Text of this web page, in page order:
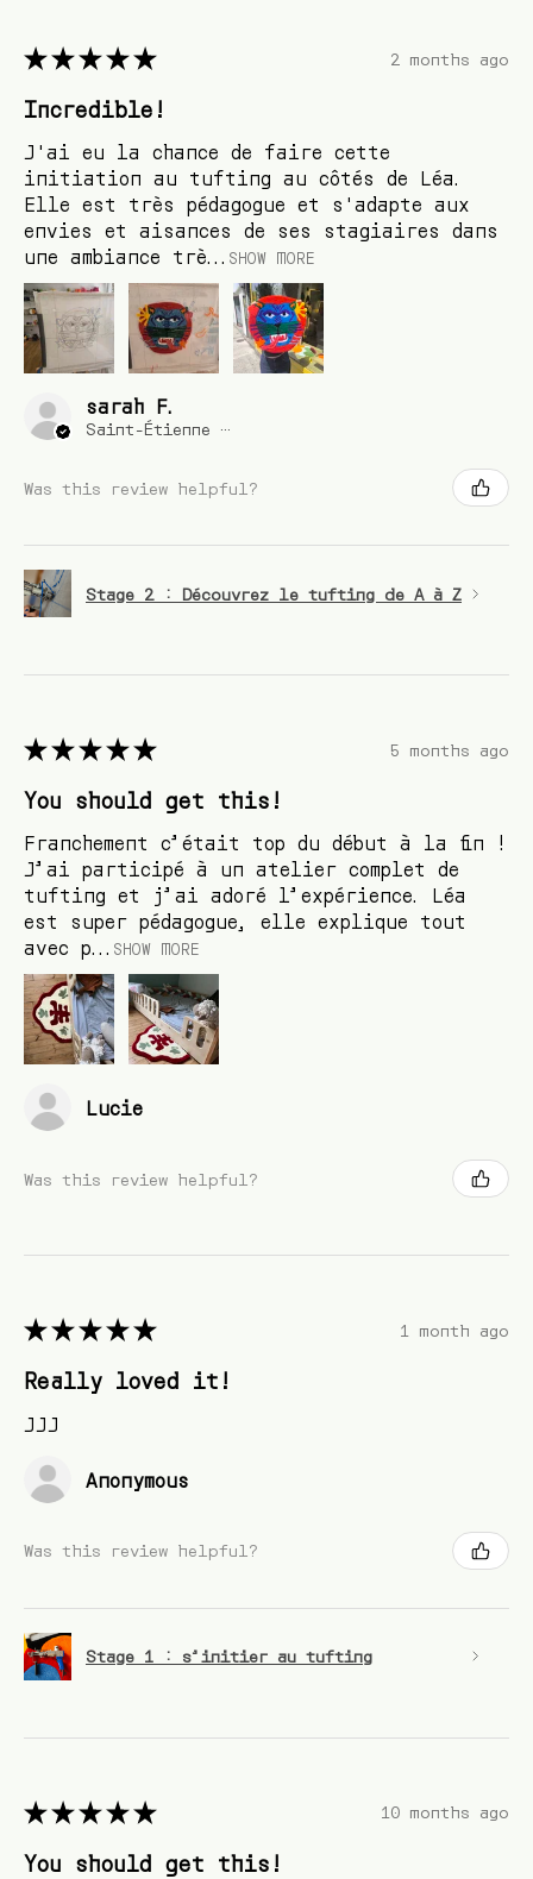
★★★★★ 2 months ago
Incredible!
J'ai eu la chance de faire cette
initiation au tufting au côtés de Léa.
Elle est très pédagogue et s'adapte aux
envies et aisances de ses stagiaires dans
une ambiance trè... SHOW MORE
sarah F.
Saint-Étienne , France
Was this review helpful?
Stage 2 : Découvrez le tufting de A à Z
★★★★★ 5 months ago
You should get this!
Franchement c’était top du début à la fin !
J’ai participé à un atelier complet de
tufting et j’ai adoré l’expérience. Léa
est super pédagogue, elle explique tout
avec p... SHOW MORE
Lucie
Was this review helpful?
★★★★★ 1 month ago
Really loved it!
JJJ
Anonymous
Was this review helpful?
Stage 1 : s’initier au tufting
★★★★★ 10 months ago
You should get this!